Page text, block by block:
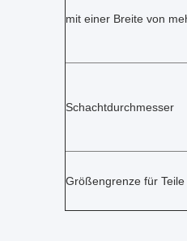
mit einer Breite von
Schachtdurchmesser
Größengrenze für Teile